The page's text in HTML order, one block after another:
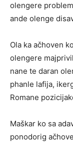
olengere
ande olenge
Ola ka ačhoven
olengere
nane te daran
phanle lafija,
Romane
Maškar ko sa
ponodorig